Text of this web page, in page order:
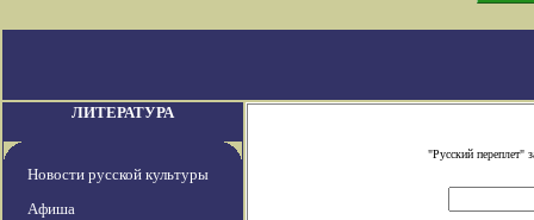
ЛИТЕРАТУРА
Новости русской культуры
Афиша
"Русский переплет"